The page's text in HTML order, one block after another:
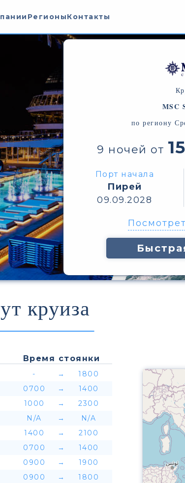
РегионыКонтакты
MSC
по региону
9 ночей от
Порт начала
Пирей
09.09.2028
круиза
Время стоянки
- →
1800
0700 →
1400
1000 →
2300
N/A →
N/A
1400 →
2100
0700 →
1400
0900 →
1900
0900 →
1800